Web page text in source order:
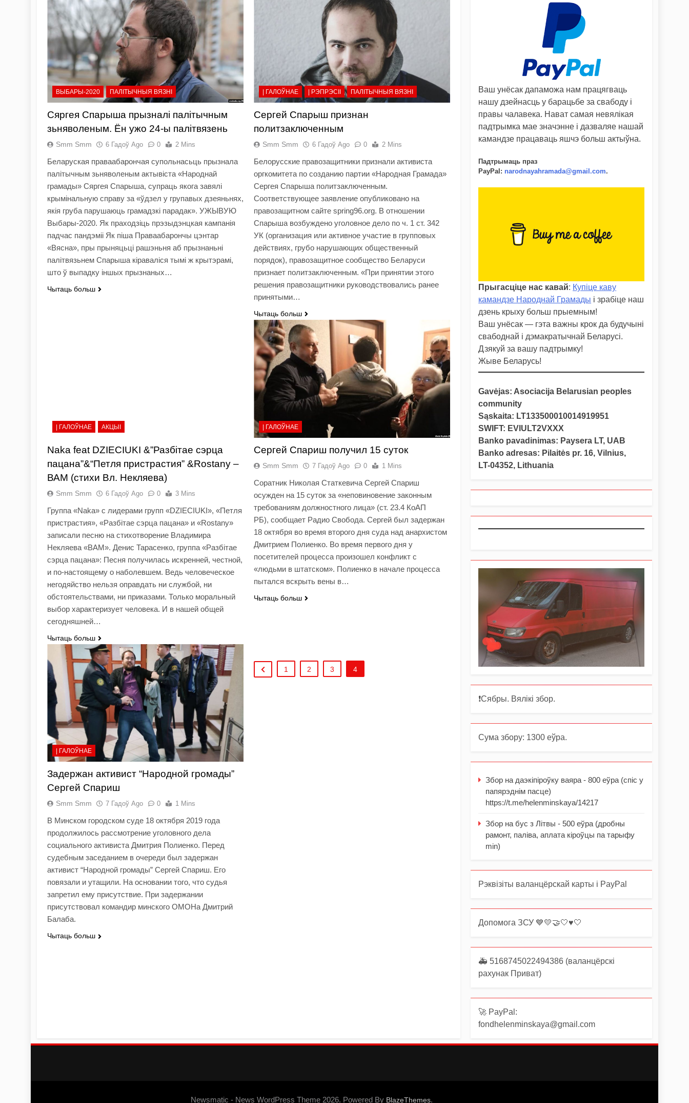
ВЫБАРЫ-2020 ПАЛІТЫЧНЫЯ ВЯЗНІ
Сяргея Спарыша прызналі палітычным
зьняволеным. Ён ужо 24-ы палітвязень
Smm Smm 6 Гадоў Ago 0 2 Mins
Беларуская праваабарончая супольнасьць прызнала
палітычным зьняволеным актывіста «Народнай
грамады» Сяргея Спарыша, супраць якога завялі
крымінальную справу за «ўдзел у групавых дзеяньнях,
якія груба парушаюць грамадзкі парадак». УЖЫВУЮ
Выбары-2020. Як праходзіць прэзыдэнцкая кампанія
падчас пандэміі Як піша Праваабарончы цэнтар
«Вясна», пры прыняцьці рашэньня аб прызнаньні
палітвязьнем Спарыша кіраваліся тымі ж крытэрамі,
што ў выпадку іншых прызнаных…
Чытаць больш
| ГАЛОЎНАЕ | РЭПРЭСІІ ПАЛІТЫЧНЫЯ ВЯЗНІ
Сергей Спарыш признан
политзаключенным
Smm Smm 6 Гадоў Ago 0 2 Mins
Белорусские правозащитники признали активиста
оргкомитета по созданию партии «Народная Грамада»
Сергея Спарыша политзаключенным.
Соответствующее заявление опубликовано на
правозащитном сайте spring96.org. В отношении
Спарыша возбуждено уголовное дело по ч. 1 ст. 342
УК (организация или активное участие в групповых
действиях, грубо нарушающих общественный
порядок), правозащитное сообщество Беларуси
признает политзаключенным. «При принятии этого
решения правозащитники руководствовались ранее
принятыми…
Чытаць больш
| ГАЛОЎНАЕ АКЦЫІ
Naka feat DZIECIUKI &”Разбітае сэрца
пацана”&“Петля пристрастия” &Rostany –
ВАМ (стихи Вл. Некляева)
Smm Smm 6 Гадоў Ago 0 3 Mins
Группа «Naka» c лидерами групп «DZIECIUKI», «Петля
пристрастия», «Разбітае сэрца пацана» и «Rostany»
записали песню на стихотворение Владимира
Некляева «ВАМ». Денис Тарасенко, группа «Разбітае
сэрца пацана»: Песня получилась искренней, честной,
и по-настоящему о наболевшем. Ведь человеческое
негодяйство нельзя оправдать ни службой, ни
обстоятельствами, ни приказами. Только моральный
выбор характеризует человека. И в нашей общей
сегодняшней…
Чытаць больш
| ГАЛОЎНАЕ
Сергей Спариш получил 15 суток
Smm Smm 7 Гадоў Ago 0 1 Mins
Соратник Николая Статкевича Сергей Спариш
осужден на 15 суток за «неповиновение законным
требованиям должностного лица» (ст. 23.4 КоАП
РБ), сообщает Радио Свобода. Сергей был задержан
18 октября во время второго дня суда над анархистом
Дмитрием Полиенко. Во время первого дня у
посетителей процесса произошел конфликт с
«людьми в штатском». Полиенко в начале процесса
пытался вскрыть вены в…
Чытаць больш
| ГАЛОЎНАЕ
Задержан активист “Народной громады”
Сергей Спариш
Smm Smm 7 Гадоў Ago 0 1 Mins
В Минском городском суде 18 октября 2019 года
продолжилось рассмотрение уголовного дела
социального активиста Дмитрия Полиенко. Перед
судебным заседанием в очереди был задержан
активист “Народной громады” Сергей Спариш. Его
повязали и утащили. На основании того, что судья
запретил ему присутствие. При задержании
присутствовал командир минского ОМОНа Дмитрий
Балаба.
Чытаць больш
1 2 3 4
Ваш унёсак дапаможа нам працягваць
нашу дзейнасць у барацьбе за свабоду і
правы чалавека. Нават самая невялікая
падтрымка мае значэнне і дазваляе нашай
камандзе працаваць яшчэ больш актыўна.
Падтрымаць праз
PayPal : narodnayahramada@gmail.com.
Прыгасціце нас кавай: Купіце каву
камандзе Народнай Грамады і зрабіце наш
дзень крыху больш прыемным!
Ваш унёсак — гэта важны крок да будучыні
свабоднай і дэмакратычнай Беларусі.
Дзякуй за вашу падтрымку!
Жыве Беларусь!
Gavėjas: Asociacija Belarusian peoples
community
Sąskaita: LT133500010014919951
SWIFT: EVIULT2VXXX
Banko pavadinimas: Paysera LT, UAB
Banko adresas: Pilaitės pr. 16, Vilnius,
LT-04352, Lithuania
❗️Сябры. Вялікі збор.
Сума збору: 1300 еўра.
Збор на даэкіпіроўку ваяра - 800 еўра (спіс у
папярэднім пасце)
https://t.me/helenminskaya/14217
Збор на бус з Літвы - 500 еўра (дробны
рамонт, паліва, аплата кіроўцы па тарыфу
min)
Рэквізіты валанцёрскай карты і PayPal
Допомога ЗСУ 💙💛🤝🤍♥️🤍
🚑 5168745022494386 (валанцёрскі
рахунак Приват)
🚀 PayPal:
fondhelenminskaya@gmail.com
Newsmatic - News WordPress Theme 2026. Powered By BlazeThemes.